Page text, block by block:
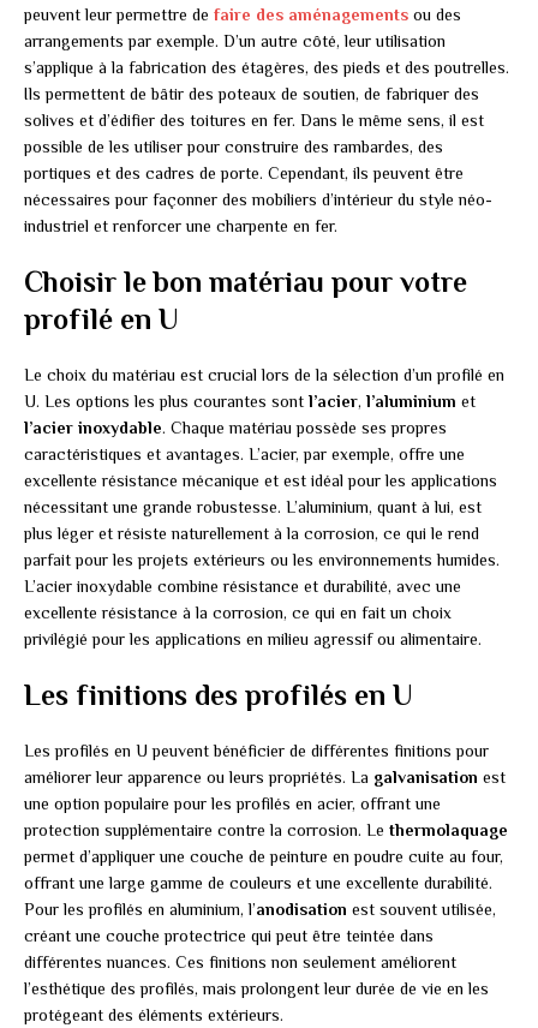
peuvent leur permettre de faire des aménagements ou des
arrangements par exemple. D’un autre côté, leur utilisation
s’applique à la fabrication des étagères, des pieds et des poutrelles.
Ils permettent de bâtir des poteaux de soutien, de fabriquer des
solives et d’édifier des toitures en fer. Dans le même sens, il est
possible de les utiliser pour construire des rambardes, des
portiques et des cadres de porte. Cependant, ils peuvent être
nécessaires pour façonner des mobiliers d’intérieur du style néo-
industriel et renforcer une charpente en fer.
Choisir le bon matériau pour votre
profilé en U
Le choix du matériau est crucial lors de la sélection d’un profilé en
U. Les options les plus courantes sont l’acier, l’aluminium et
l’acier inoxydable. Chaque matériau possède ses propres
caractéristiques et avantages. L’acier, par exemple, offre une
excellente résistance mécanique et est idéal pour les applications
nécessitant une grande robustesse. L’aluminium, quant à lui, est
plus léger et résiste naturellement à la corrosion, ce qui le rend
parfait pour les projets extérieurs ou les environnements humides.
L’acier inoxydable combine résistance et durabilité, avec une
excellente résistance à la corrosion, ce qui en fait un choix
privilégié pour les applications en milieu agressif ou alimentaire.
Les finitions des profilés en U
Les profilés en U peuvent bénéficier de différentes finitions pour
améliorer leur apparence ou leurs propriétés. La galvanisation est
une option populaire pour les profilés en acier, offrant une
protection supplémentaire contre la corrosion. Le thermolaquage
permet d’appliquer une couche de peinture en poudre cuite au four,
offrant une large gamme de couleurs et une excellente durabilité.
Pour les profilés en aluminium, l’anodisation est souvent utilisée,
créant une couche protectrice qui peut être teintée dans
différentes nuances. Ces finitions non seulement améliorent
l’esthétique des profilés, mais prolongent leur durée de vie en les
protégeant des éléments extérieurs.